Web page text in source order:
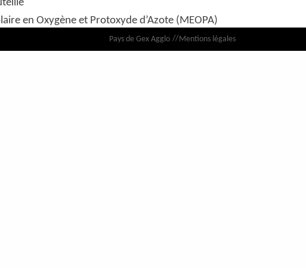
en Oxygène et Protoxyde d’Azote (MEOPA)
Pays de Gex Agglo Mentions légales